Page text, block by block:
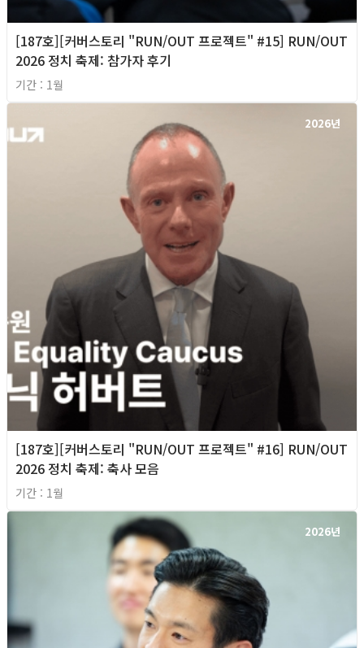
[187호][커버스토리 "RUN/OUT 프로젝트" #15] RUN/OUT
2026 정치 축제: 참가자 후기
기간 : 1월
2026년
[187호][커버스토리 "RUN/OUT 프로젝트" #16] RUN/OUT
2026 정치 축제: 축사 모음
기간 : 1월
2026년